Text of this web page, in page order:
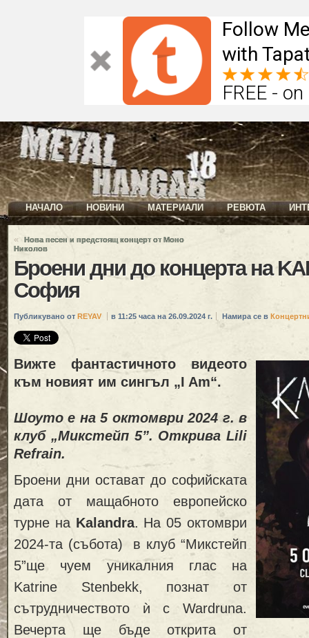
Follow
with
FREE -
НАЧАЛО НОВИНИ МАТЕРИАЛИ РЕВЮТА
«
Нова песен и предстоящ концерт от Моно
Николов
Броени дни до концерта на
София
Публикувано от REYAV в 11:25 часа на 26.09.2024 г. Намира се в
Вижте фантастичното видеото
към новият им сингъл „I Am“.
Шоуто е на 5 октомври 2024 г. в
клуб „Микстейп 5”. Открива Lili
Refrain.
Броени дни остават до софийската
дата от мащабното европейско
турне наKalandra. На 05 октомври
2024-та (събота) в клуб “Микстейп
5”ще чуем уникалния глас на
Katrine Stenbekk, познат от
сътрудничеството ѝ с Wardruna.
Вечерта ще бъде открита от